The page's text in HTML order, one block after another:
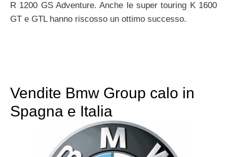
R 1200 GS Adventure. Anche le super touring K 1600
GT e GTL hanno riscosso un ottimo successo.
Vendite Bmw Group calo in
Spagna e Italia